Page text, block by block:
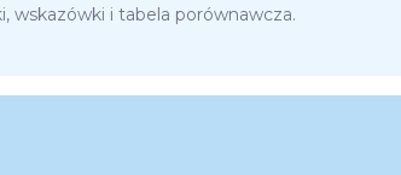
wskazówki i tabela porównawcza.